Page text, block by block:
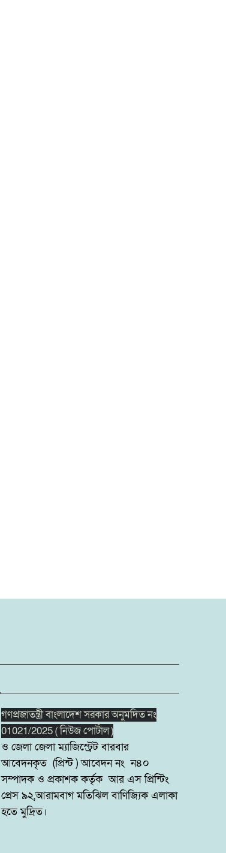
গণপ্রজাতন্ত্রী বাংলাদেশ সরকার অনুমদিত নং
01021/2025 ( নিউজ পোর্টাল )
ও জেলা জেলা ম্যাজিস্ট্রেট বারবার
আবেদনকৃত (প্রিন্ট ) আবেদন নং ন৪০
সম্পাদক ও প্রকাশক কর্তৃক আর এস প্রিন্টিং
প্রেস ৯২,আরামবাগ মতিঝিল বাণিজ্যিক এলাকা
হতে মুদ্রিত।